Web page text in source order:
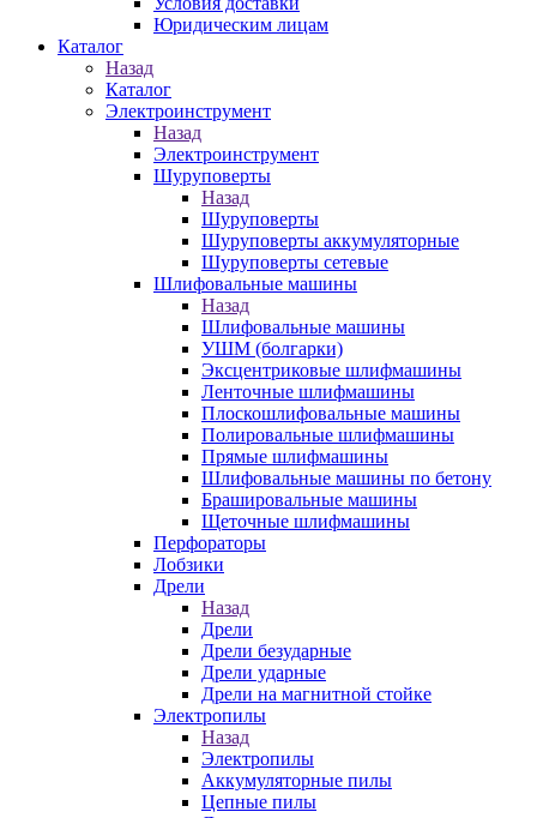
Юридическим лицам
Каталог
Назад
Каталог
Электроинструмент
Назад
Электроинструмент
Шуруповерты
Назад
Шуруповерты
Шуруповерты аккумуляторные
Шуруповерты сетевые
Шлифовальные машины
Назад
Шлифовальные машины
УШМ (болгарки)
Эксцентриковые шлифмашины
Ленточные шлифмашины
Плоскошлифовальные машины
Полировальные шлифмашины
Прямые шлифмашины
Шлифовальные машины по бетону
Брашировальные машины
Щеточные шлифмашины
Перфораторы
Лобзики
Дрели
Назад
Дрели
Дрели безударные
Дрели ударные
Дрели на магнитной стойке
Электропилы
Назад
Электропилы
Аккумуляторные пилы
Цепные пилы